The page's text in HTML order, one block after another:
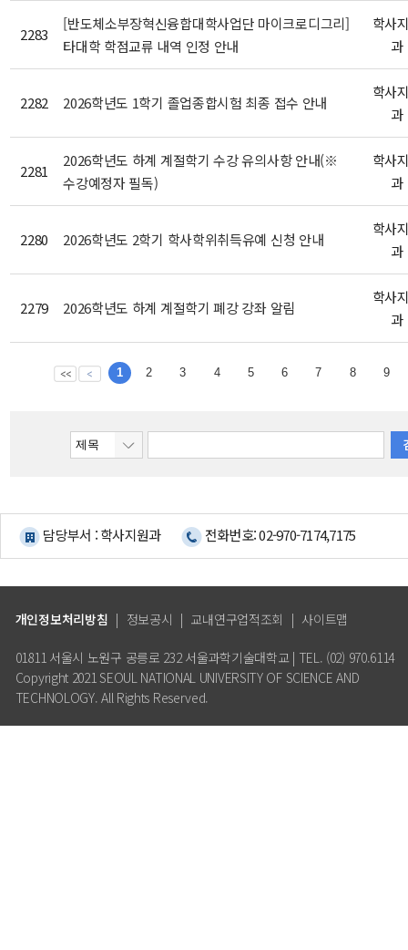
2283
[반도체소부장혁신융합대학사업단 마이크로디그리]
타대학 학점교류 내역 인정 안내
학사
과
2282 2026학년도 1학기 졸업종합시험 최종 접수 안내
학사
과
2281
2026학년도 하계 계절학기 수강 유의사항 안내(※
수강예정자 필독)
학사
과
2280 2026학년도 2학기 학사학위취득유예 신청 안내
학사
과
2279 2026학년도 하계 계절학기 폐강 강좌 알림
학사
과
1 2 3 4 5 6 7 8 9
담당부서 : 학사지원과 전화번호: 02-970-7174,7175
개인정보처리방침 | 정보공시 | 교내연구업적조회 | 사이트맵
01811 서울시 노원구 공릉로 232 서울과학기술대학교 | TEL. (02) 970.6114
Copyright 2021 SEOUL NATIONAL UNIVERSITY OF SCIENCE AND
TECHNOLOGY. All Rights Reserved.